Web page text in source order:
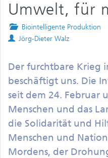
Umwelt, für
Posted
in
Biointelligente Produktion
Authors
Jörg-Dieter Walz
Der furchtbare Krieg
beschäftigt uns. Die
seit dem 24. Februar
Menschen und das
die Solidarität und
Menschen und
Mordens, der